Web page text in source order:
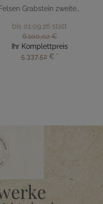
Felsen Grabstein zweiteilig Glas Sonne
bis 01.09.26 statt
6.100,02 €
Ihr Komplettpreis
5.337,52 € *